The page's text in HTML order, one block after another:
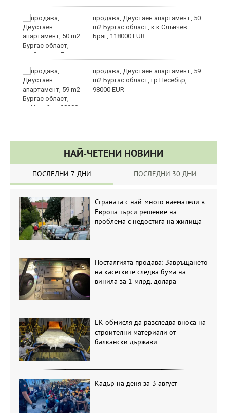
продава, Двустаен апартамент, 50
m2 Бургас област, к.к.Слънчев
Бряг, 118000 EUR
продава, Двустаен апартамент, 59
m2 Бургас област, гр.Несебър,
98000 EUR
НАЙ-ЧЕТЕНИ НОВИНИ
ПОСЛЕДНИ 7 ДНИ ПОСЛЕДНИ 30 ДНИ
Страната с най-много наематели в
Европа търси решение на
проблема с недостига на жилища
Носталгията продава: Завръщането
на касетките следва бума на
винила за 1 млрд. долара
ЕК обмисля да разследва вноса на
строителни материали от
балкански държави
Кадър на деня за 3 август